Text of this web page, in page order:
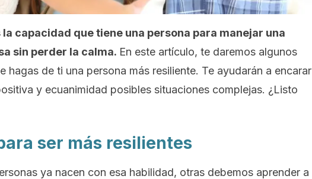
capacidad que tiene una persona para manejar una
sin perder la calma. En este artículo, te daremos algunos
hagas de ti una persona más resiliente. Te ayudarán a encarar
y ecuanimidad posibles situaciones complejas. ¿Listo
ser más resilientes
ya nacen con esa habilidad, otras debemos aprender a